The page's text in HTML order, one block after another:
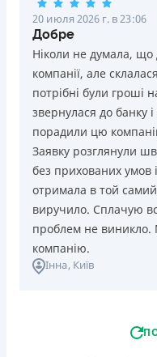
20 июля 2026 г. в 23:06
Добре
Ніколи не думала, що
компанії, але
потрібні були
звернулася до банку
порадили цю
Заявку розглянули
без прихованих умов
отримала в той
виручило. Сплачую
проблем не
компанію.
Інна, Київ